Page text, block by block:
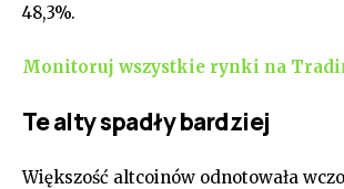
48,3%.
Monitoruj wszystkie rynki na
Te alty spadły bardziej
Większość altcoinów odnotowała